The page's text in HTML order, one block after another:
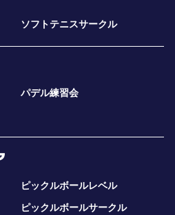
ソフトテニスサークル
パデル練習会
ピックルボールレベル
ピックルボールサークル